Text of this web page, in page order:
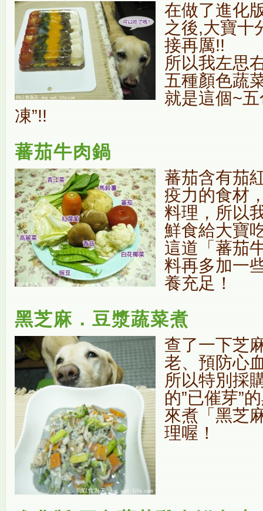
在做了進化
之後,大寶十
接再厲!!
所以我左思
五種顏色蔬
就是這個~
凍”!!
蕃茄牛肉鍋
蕃茄含有茄
疫力的食材
料理，所以
鮮食給大寶
這道「蕃茄
料再多加一
養充足！
黑芝麻．豆漿蔬菜煮
查了一下芝
老、預防心
所以特別採
的”已催芽”
來煮「黑芝
理喔！